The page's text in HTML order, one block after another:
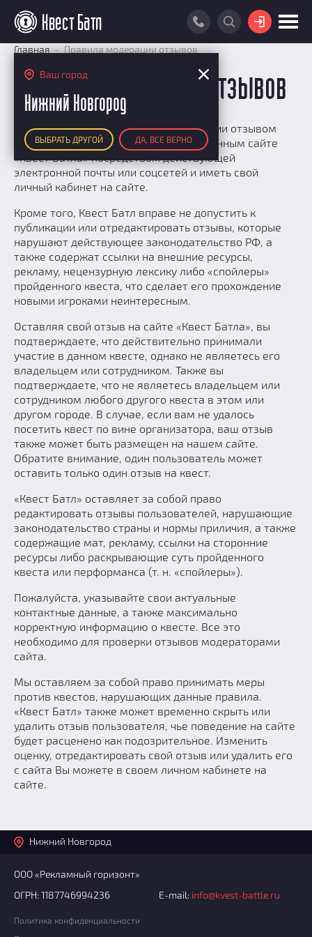
Ваш город
Нижний Новгород
ВЫБРАТЬ ДРУГОЙ ДА, ВСЕ ВЕРНО
ВОЙТИ
РЕЙТИНГ КОМАНД
Итоговый рейтинг
По количеству очков
По качеству игры
Список команд
ПОИСК КОМАНДЫ
О Квест Батле
Cashback
Как подсчитываются рейтинги
Призы
Новости
Добавить квест
Партнерам
КВЕСТ В ПОДАРОК
Главная Правила модерации отзывов
Правила модерации отзывов
Для успешного прохождения модерации отзывом
вам необходимо быть зарегистрированным сайте
«Квест Батла» посредством действующей
электронной почты или соцсетей и иметь свой
личный кабинет на сайте.
Кроме того, Квест Батл вправе не допустить к
публикации или отредактировать отзывы, которые
нарушают действующее законодательство РФ, а
также содержат ссылки на внешние ресурсы,
рекламу, нецензурную лексику либо «спойлеры»
пройденного квеста, что сделает его прохождение
новыми игроками неинтересным.
Оставляя свой отзыв на сайте «Квест Батла», вы
подтверждаете, что действительно принимали
участие в данном квесте, однако не являетесь его
владельцем или сотрудником. Также вы
подтверждаете, что не являетесь владельцем или
сотрудником любого другого квеста в этом или
другом городе. В случае, если вам не удалось
посетить квест по вине организатора, ваш отзыв
также может быть размещен на нашем сайте.
Обратите внимание, один пользователь может
оставить только один отзыв на квест.
«Квест Батл» оставляет за собой право
редактировать отзывы пользователей, нарушающие
законодательство страны и нормы приличия, а также
содержащие мат, рекламу, ссылки на сторонние
ресурсы либо раскрывающие суть пройденного
квеста или перформанса (т. н. «спойлеры»).
Пожалуйста, указывайте свои актуальные
контактные данные, а также максимально
корректную информацию о квесте. Все это
необходимо для проверки отзывов модераторами
сайта.
Мы оставляем за собой право принимать меры
против квестов, нарушающих данные правила.
«Квест Батл» также может временно скрыть или
удалить отзыв пользователя, чье поведение на сайте
будет расценено как подозрительное. Изменить
оценку, отредактировать свой отзыв или удалить его
с сайта Вы можете в своем личном кабинете на
сайте.
Нижний Новгород
ООО «Рекламный горизонт»
ОГРН: 1187746994236
E-mail: info@kvest-battle.ru
Политика конфиденциальности